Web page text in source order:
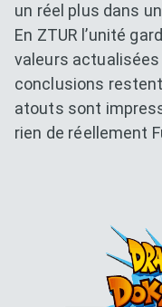
un réel plus dans
En ZTUR l’unité
valeurs actualisées
conclusions
atouts sont
rien de réellement